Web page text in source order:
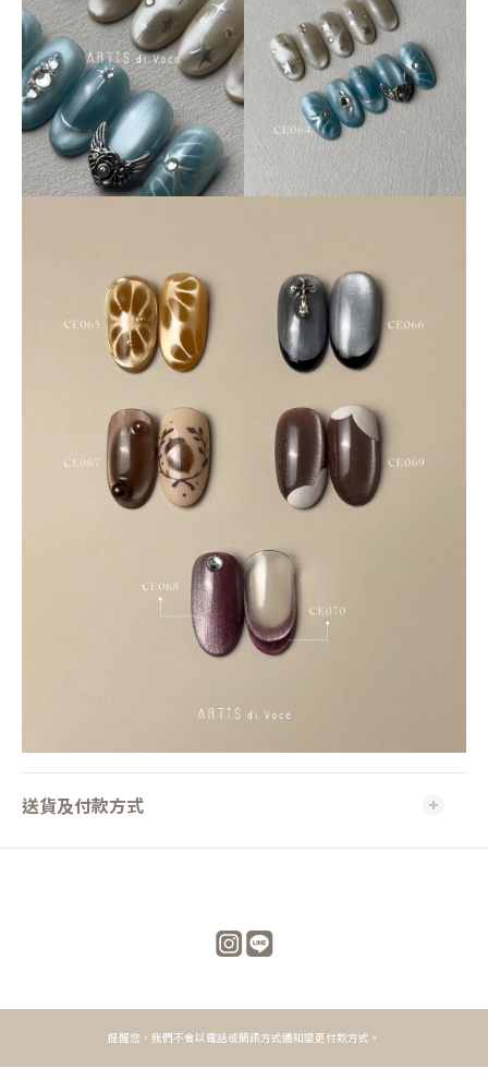
送貨及付款方式
提醒您，我們不會以電話或簡訊方式通知變更付款方式。